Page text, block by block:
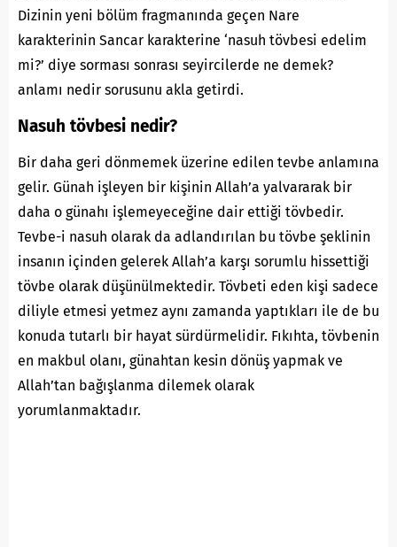
Dizinin yeni bölüm fragmanında geçen Nare
karakterinin Sancar karakterine ‘nasuh tövbesi edelim
mi?’ diye sorması sonrası seyircilerde ne demek?
anlamı nedir sorusunu akla getirdi.
Nasuh tövbesi nedir?
Bir daha geri dönmemek üzerine edilen tevbe anlamına
gelir. Günah işleyen bir kişinin Allah’a yalvararak bir
daha o günahı işlemeyeceğine dair ettiği tövbedir.
Tevbe-i nasuh olarak da adlandırılan bu tövbe şeklinin
insanın içinden gelerek Allah’a karşı sorumlu hissettiği
tövbe olarak düşünülmektedir. Tövbeti eden kişi sadece
diliyle etmesi yetmez aynı zamanda yaptıkları ile de bu
konuda tutarlı bir hayat sürdürmelidir. Fıkıhta, tövbenin
en makbul olanı, günahtan kesin dönüş yapmak ve
Allah’tan bağışlanma dilemek olarak
yorumlanmaktadır.